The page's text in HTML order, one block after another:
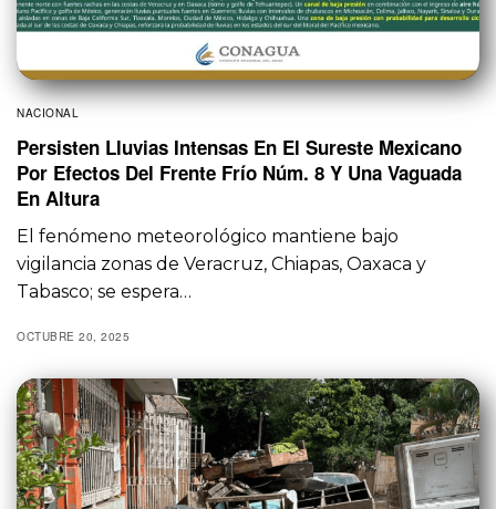
NACIONAL
Persisten Lluvias Intensas En El Sureste Mexicano
Por Efectos Del Frente Frío Núm. 8 Y Una Vaguada
En Altura
El fenómeno meteorológico mantiene bajo
vigilancia zonas de Veracruz, Chiapas, Oaxaca y
Tabasco; se espera…
OCTUBRE 20, 2025